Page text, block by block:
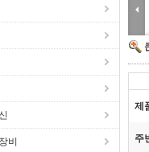
비
제
주